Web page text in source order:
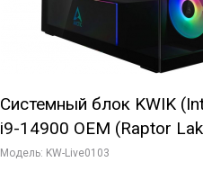
Системный блок KWIK
i9-14900 OEM (Raptor
C24 16EC/8PC// 64 ГБ
Модель: KW-Live0103